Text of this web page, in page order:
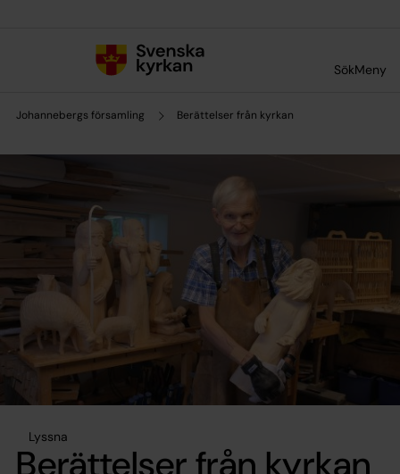
SökMeny
Johannebergs församling Berättelser från kyrkan
Lyssna
Berättelser från kyrkan